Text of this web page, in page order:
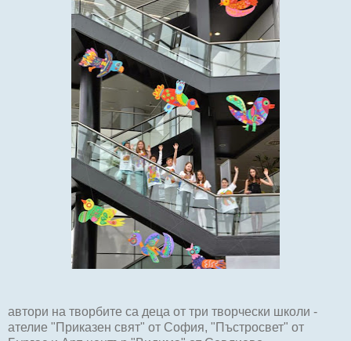
автори на творбите са деца от три творчески школи -
ателие "Приказен свят" от София, "Пъстросвет" от